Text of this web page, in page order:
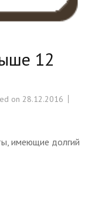
12
on 28.12.2016
имеющие долгий